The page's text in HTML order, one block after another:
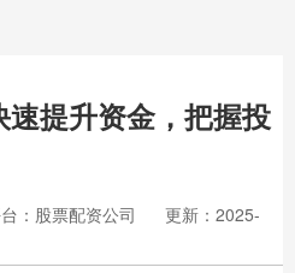
提升资金，把握投
：股票配资公司
更新：2025-